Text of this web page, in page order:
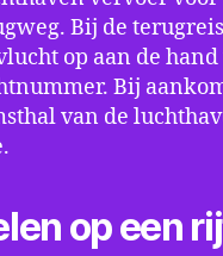
Bij de
op aan de
Bij
van de
op een